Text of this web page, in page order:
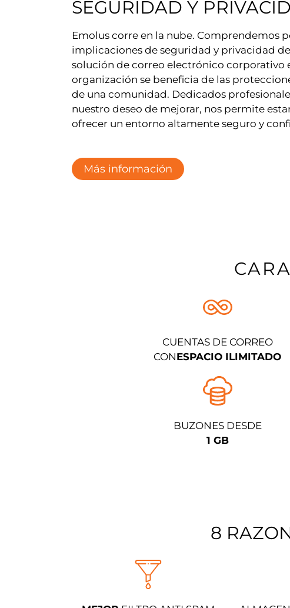
SEGURIDAD Y
Emolus corre en la nube. Comprendemos
implicaciones de seguridad y privacidad
solución de correo electrónico corporativo
organización se beneficia de las
de una comunidad. Dedicados
nuestro deseo de mejorar, nos permite
ofrecer un entorno altamente seguro y
Más información
CUENTAS DE CORREO
CONESPACIO ILIMITADO
BUZONES DESDE
1 GB
8